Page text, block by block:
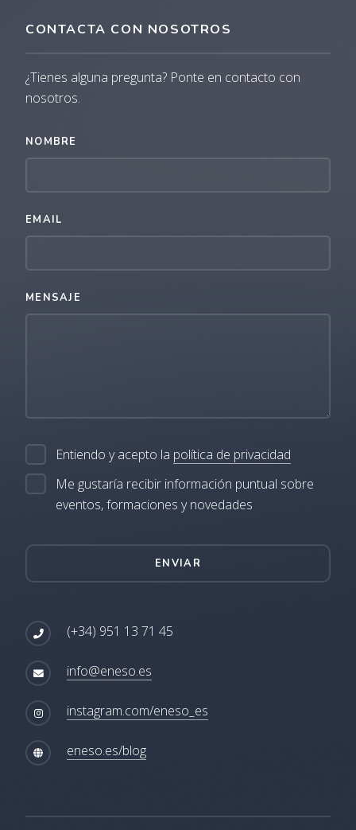
CONTACTA CON NOSOTROS
¿Tienes alguna pregunta? Ponte en contacto con
nosotros.
NOMBRE
EMAIL
MENSAJE
Entiendo y acepto la política de privacidad
Me gustaría recibir información puntual sobre
eventos, formaciones y novedades
ENVIAR
(+34) 951 13 71 45
info@eneso.es
instagram.com/eneso_es
eneso.es/blog